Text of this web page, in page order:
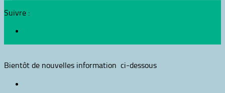
Suivre :
Bientôt de nouvelles information ci-dessous